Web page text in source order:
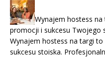
Wynajem hostess
promocji i sukcesu Twojego
Wynajem hostess na targi
sukcesu stoiska.